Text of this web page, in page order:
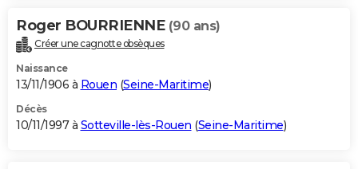
Roger BOURRIENNE (90 ans)
Créer une cagnotte obsèques
Naissance
13/11/1906 à Rouen (Seine-Maritime)
Décès
10/11/1997 à Sotteville-lès-Rouen (Seine-Maritime)